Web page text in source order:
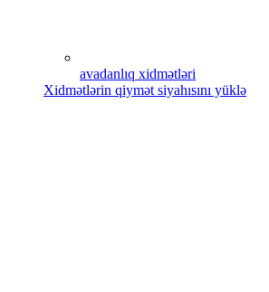
avadanlıq xidmətləri
Xidmətlərin qiymət siyahısını yüklə